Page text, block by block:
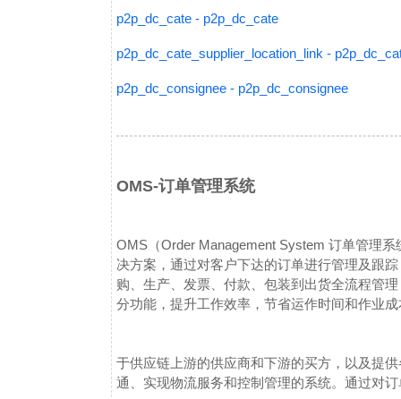
p2p_dc_cate - p2p_dc_cate
p2p_dc_cate_supplier_location_link -
p2p_dc_consignee - p2p_dc_consignee
OMS-订单管理系统
OMS（Order Management System 订单管理
决方案，通过对客户下达的订单进行管理及跟
购、生产、发票、付款、包装到出货全流程管
分功能，提升工作效率，节省运作时间和作业
于供应链上游的供应商和下游的买方，以及提
通、实现物流服务和控制管理的系统。通过对